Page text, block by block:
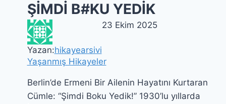
ŞİMDİ B#KU YEDİK
Yazan:hikayearsivi
23 Ekim 2025
Yaşanmış Hikayeler
Berlin’de Ermeni Bir Ailenin Hayatını Kurtaran
Cümle: “Şimdi Boku Yedik!” 1930’lu yıllarda